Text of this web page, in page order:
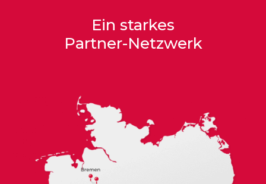
Ein starkes
Partner-Netzwerk